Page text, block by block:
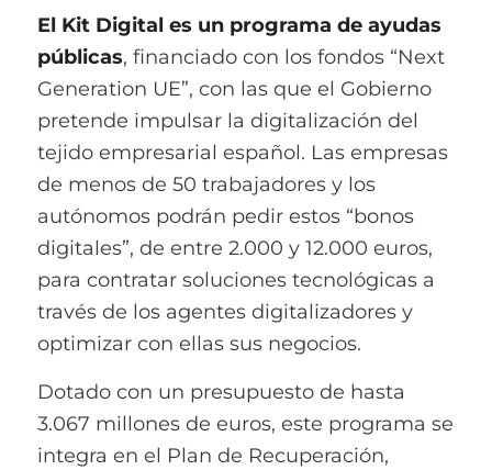
El Kit Digital es un programa de ayudas
públicas, financiado con los fondos “Next
Generation UE”, con las que el Gobierno
pretende impulsar la digitalización del
tejido empresarial español. Las empresas
de menos de 50 trabajadores y los
autónomos podrán pedir estos “bonos
digitales”, de entre 2.000 y 12.000 euros,
para contratar soluciones tecnológicas a
través de los agentes digitalizadores y
optimizar con ellas sus negocios.
Dotado con un presupuesto de hasta
3.067 millones de euros, este programa se
integra en el Plan de Recuperación,